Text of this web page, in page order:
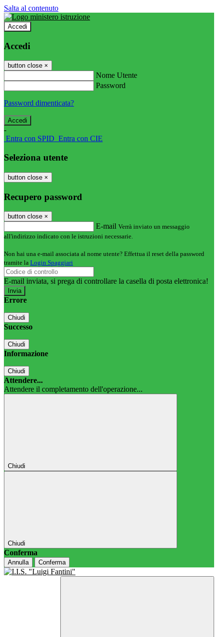
Salta al contenuto
Accedi
Accedi
button close ×
Nome Utente
Password
Password dimenticata?
-
Entra con SPID Entra con CIE
Seleziona utente
button close ×
Recupero password
button close ×
E-mail Verrà inviato un messaggio
all'indirizzo indicato con le istruzioni necessarie.
Non hai una e-mail associata al nome utente? Effettua il reset della password
tramite la Login Spaggiari
E-mail inviata, si prega di controllare la casella di posta elettronica!
Errore
Chiudi
Successo
Chiudi
Informazione
Chiudi
Attendere...
Attendere il completamento dell'operazione...
Chiudi
Chiudi
Conferma
Annulla Conferma